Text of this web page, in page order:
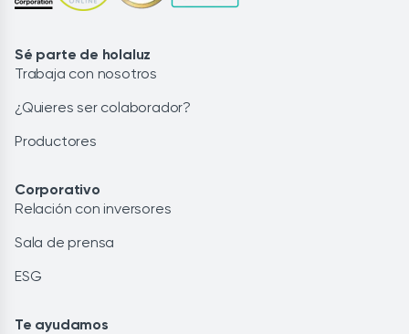
Sé parte de holaluz
Trabaja con nosotros
¿Quieres ser colaborador?
Productores
Corporativo
Relación con inversores
Sala de prensa
ESG
Te ayudamos